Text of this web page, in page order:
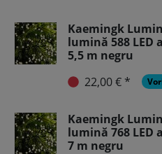
Kaemingk
lumină 588 LED
5,5 m negru
22,00 € *
Kaemingk
lumină 768 LED
7 m negru